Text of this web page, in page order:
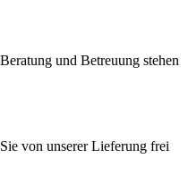
und Betreuung stehen
von unserer Lieferung frei